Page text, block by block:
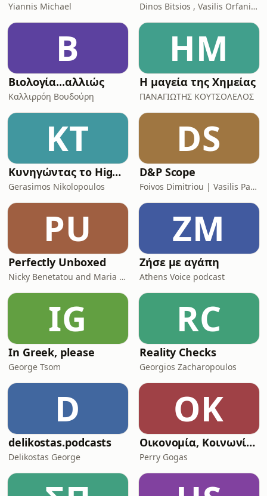
Yiannis Michael Dinos Bitsios , Vasilis Orfanidis
Β
Βιολογία...αλλιώς
Καλλιρρόη Βουδούρη
ΗΜ
Η μαγεία της Χημείας
ΠΑΝΑΓΙΩΤΗΣ ΚΟΥΤΣΟΛΕΛΟΣ
ΚΤ
Κυνηγώντας το High Score
Gerasimos Nikolopoulos
DS
D&P Scope
Foivos Dimitriou | Vasilis Papoutsis
PU
Perfectly Unboxed
Nicky Benetatou and Maria Kutrubis
ΖΜ
Ζήσε με αγάπη
Athens Voice podcast
IG
In Greek, please
George Tsom
RC
Reality Checks
Georgios Zacharopoulos
D
delikostas.podcasts
Delikostas George
ΟΚ
Οικονομία, Κοινωνία, Ευημερία - για ειδικούς και μη
Perry Gogas